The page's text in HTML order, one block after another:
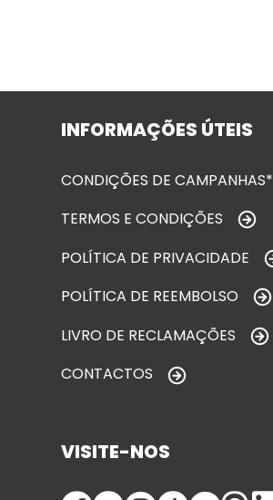
INFORMAÇÕES ÚTEIS
CONDIÇÕES DE CAMPANHAS*
TERMOS E CONDIÇÕES
POLÍTICA DE PRIVACIDADE
POLÍTICA DE REEMBOLSO
LIVRO DE RECLAMAÇÕES
CONTACTOS
VISITE-NOS